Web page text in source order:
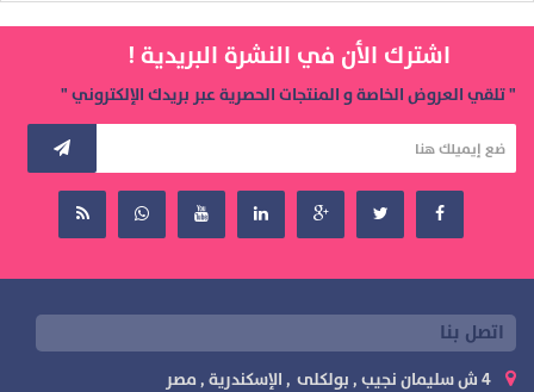
اشترك الأن في النشرة البريدية !
" تلقي العروض الخاصة و المنتجات الحصرية عبر بريدك الإلكتروني "
اتصل بنا